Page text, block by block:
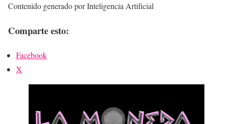
Contenido generado por Inteligencia Artificial
Comparte esto:
Facebook
X